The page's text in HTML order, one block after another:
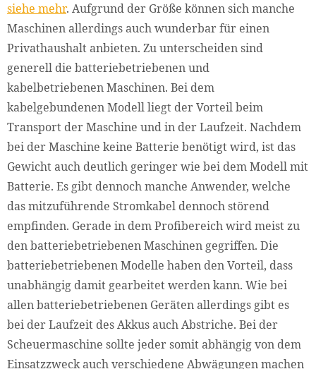
siehe mehr. Aufgrund der Größe können sich manche
Maschinen allerdings auch wunderbar für einen
Privathaushalt anbieten. Zu unterscheiden sind
generell die batteriebetriebenen und
kabelbetriebenen Maschinen. Bei dem
kabelgebundenen Modell liegt der Vorteil beim
Transport der Maschine und in der Laufzeit. Nachdem
bei der Maschine keine Batterie benötigt wird, ist das
Gewicht auch deutlich geringer wie bei dem Modell mit
Batterie. Es gibt dennoch manche Anwender, welche
das mitzuführende Stromkabel dennoch störend
empfinden. Gerade in dem Profibereich wird meist zu
den batteriebetriebenen Maschinen gegriffen. Die
batteriebetriebenen Modelle haben den Vorteil, dass
unabhängig damit gearbeitet werden kann. Wie bei
allen batteriebetriebenen Geräten allerdings gibt es
bei der Laufzeit des Akkus auch Abstriche. Bei der
Scheuermaschine sollte jeder somit abhängig von dem
Einsatzzweck auch verschiedene Abwägungen machen